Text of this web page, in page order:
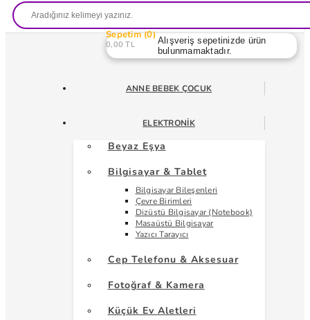
Sepetim 0
0,00 TL
Alışveriş sepetinizde ürün
bulunmamaktadır.
ANNE BEBEK ÇOCUK
ELEKTRONIK
Beyaz Eşya
Bilgisayar & Tablet
Bilgisayar Bileşenleri
Çevre Birimleri
Dizüstü Bilgisayar (Notebook)
Masaüstü Bilgisayar
Yazıcı Tarayıcı
Cep Telefonu & Aksesuar
Fotoğraf & Kamera
Küçük Ev Aletleri